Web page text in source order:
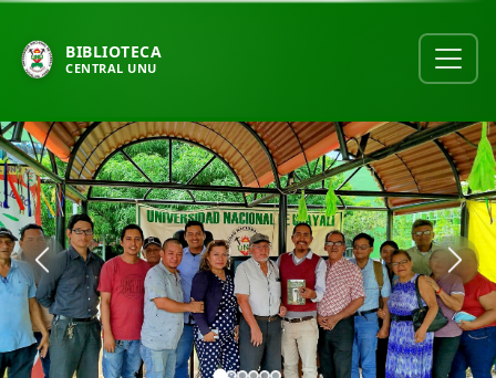
BIBLIOTECA
CENTRAL UNU